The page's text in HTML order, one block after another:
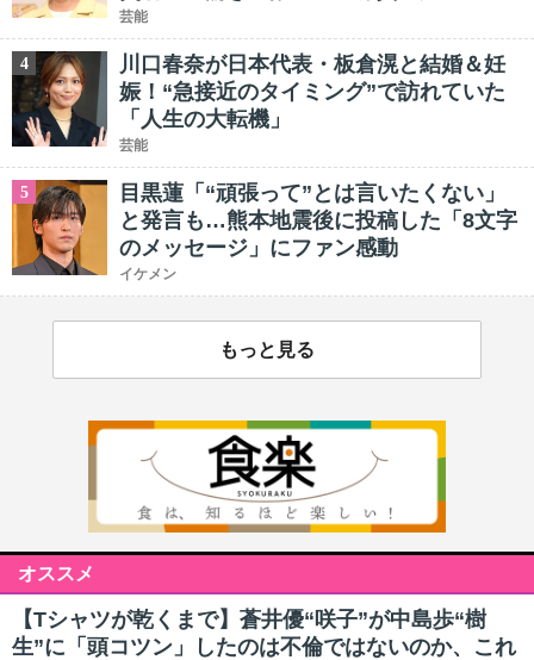
芸能
4
川口春奈が日本代表・板倉滉と結婚＆妊
娠！“急接近のタイミング”で訪れていた
「人生の大転機」
芸能
5
目黒蓮「“頑張って”とは言いたくない」
と発言も…熊本地震後に投稿した「8文字
のメッセージ」にファン感動
イケメン
もっと見る
オススメ
【Tシャツが乾くまで】蒼井優“咲子”が中島歩“樹
生”に「頭コツン」したのは不倫ではないのか、これ